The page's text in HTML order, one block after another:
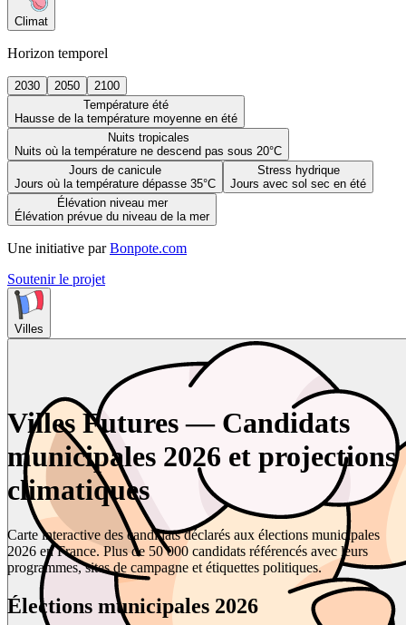
Climat
Horizon temporel
2030 2050
2100
Température été
Hausse de la température moyenne en été
Nuits tropicales
Nuits où la température ne descend pas sous 20°C
Jours de canicule
Jours où la température dépasse 35°C
Stress hydrique
Jours avec sol sec en été
Élévation niveau mer
Élévation prévue du niveau de la mer
Une initiative par Bonpote.com
Soutenir le projet
Villes
Villes Futures — Candidats
municipales 2026 et projections
climatiques
Carte interactive des candidats déclarés aux élections municipales
2026 en France. Plus de 50 000 candidats référencés avec leurs
programmes, sites de campagne et étiquettes politiques.
Élections municipales 2026